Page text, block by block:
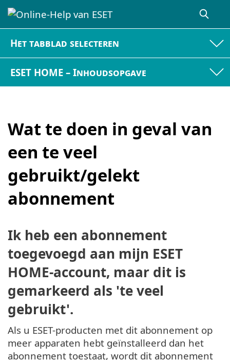
Het tabblad selecteren
ESET HOME – Inhoudsopgave
Wat te doen in geval van
een te veel
gebruikt/gelekt
abonnement
Ik heb een abonnement
toegevoegd aan mijn ESET
HOME-account, maar dit is
gemarkeerd als 'te veel
gebruikt'.
Als u ESET-producten met dit abonnement op
meer apparaten hebt geïnstalleerd dan het
abonnement toestaat, wordt dit abonnement